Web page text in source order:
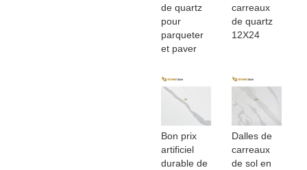
de quartz
pour
parqueter
et paver
carreaux
de quartz
12X24
Bon prix
artificiel
durable de
Dalles de
carreaux
de sol en